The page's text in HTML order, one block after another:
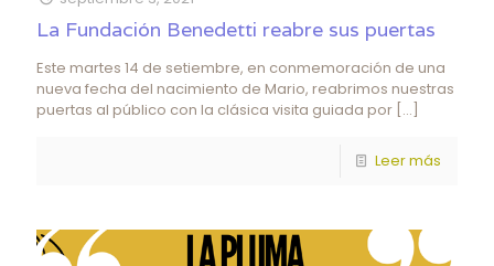
La Fundación Benedetti reabre sus puertas
Este martes 14 de setiembre, en conmemoración de una
nueva fecha del nacimiento de Mario, reabrimos nuestras
puertas al público con la clásica visita guiada por […]
Leer más